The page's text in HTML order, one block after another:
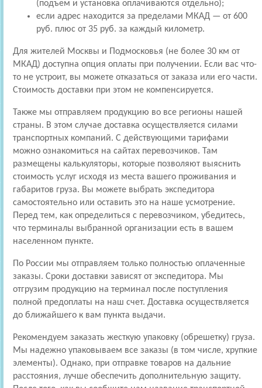
(подъем и установка оплачиваются отдельно);
если адрес находится за пределами МКАД — от 600
руб. плюс от 35 руб. за каждый километр.
Для жителей Москвы и Подмосковья (не более 30 км от
МКАД) доступна опция оплаты при получении. Если вас что-
то не устроит, вы можете отказаться от заказа или его части.
Стоимость доставки при этом не компенсируется.
Также мы отправляем продукцию во все регионы нашей
страны. В этом случае доставка осуществляется силами
транспортных компаний. С действующими тарифами
можно ознакомиться на сайтах перевозчиков. Там
размещены калькуляторы, которые позволяют выяснить
стоимость услуг исходя из места вашего проживания и
габаритов груза. Вы можете выбрать экспедитора
самостоятельно или оставить это на наше усмотрение.
Перед тем, как определиться с перевозчиком, убедитесь,
что терминалы выбранной организации есть в вашем
населенном пункте.
По России мы отправляем только полностью оплаченные
заказы. Сроки доставки зависят от экспедитора. Мы
отгрузим продукцию на терминал после поступления
полной предоплаты на наш счет. Доставка осуществляется
до ближайшего к вам пункта выдачи.
Рекомендуем заказать жесткую упаковку (обрешетку) груза.
Мы надежно упаковываем все заказы (в том числе, хрупкие
элементы). Однако, при отправке товаров на дальние
расстояния, лучше обеспечить дополнительную защиту.